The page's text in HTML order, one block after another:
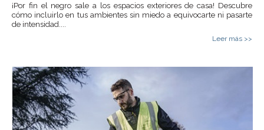
¡Por fin el negro sale a los espacios exteriores de casa! Descubre
cómo incluirlo en tus ambientes sin miedo a equivocarte ni pasarte
de intensidad....
Leer más >>